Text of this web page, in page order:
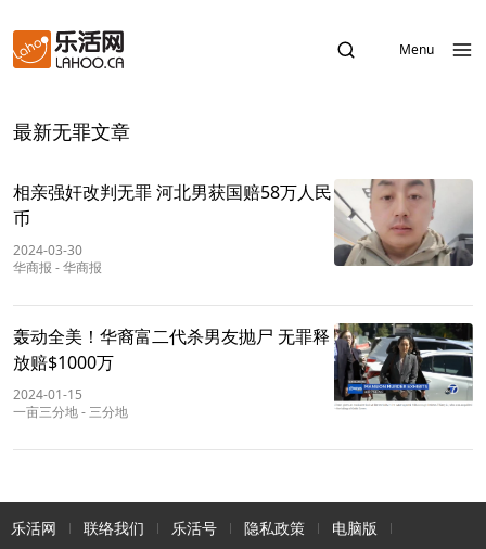
Menu
最新无罪文章
相亲强奸改判无罪 河北男获国赔58万人民
币
2024-03-30
华商报 -华商报
轰动全美！华裔富二代杀男友抛尸 无罪释
放赔$1000万
2024-01-15
一亩三分地- 三分地
乐活网 联络我们 乐活号 隐私政策 电脑版